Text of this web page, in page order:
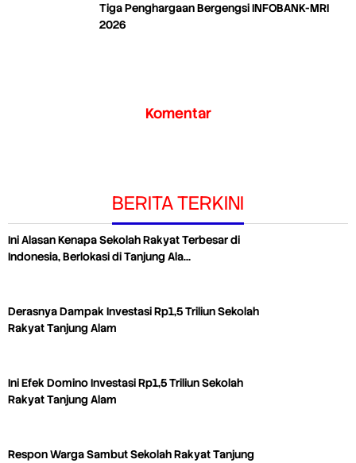
Tiga Penghargaan Bergengsi INFOBANK-MRI
2026
Komentar
BERITA TERKINI
Ini Alasan Kenapa Sekolah Rakyat Terbesar di
Indonesia, Berlokasi di Tanjung Ala…
Derasnya Dampak Investasi Rp1,5 Triliun Sekolah
Rakyat Tanjung Alam
Ini Efek Domino Investasi Rp1,5 Triliun Sekolah
Rakyat Tanjung Alam
Respon Warga Sambut Sekolah Rakyat Tanjung